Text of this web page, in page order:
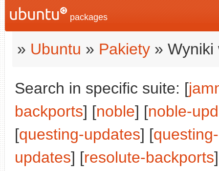
packages
» Ubuntu » Pakiety » Wyniki
Search in specific suite: [
backports] [noble] [noble-
[questing-updates] [
updates] [resolute-backports